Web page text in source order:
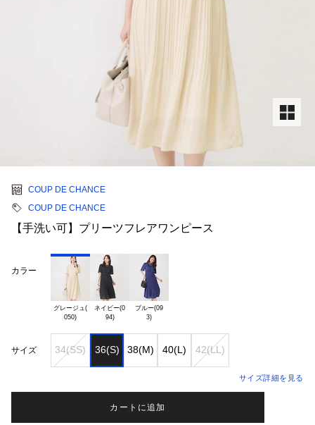
COUP DE CHANCE
COUP DE CHANCE
【手洗い可】プリーツフレアワンピース
カラー
グレージュ(
ネイビー(0
94)
ブルー(09
サイズ 34(SS) 36(S) 38(M) 40(L) 42(LL)
サイズ詳細を見る
カートに追加